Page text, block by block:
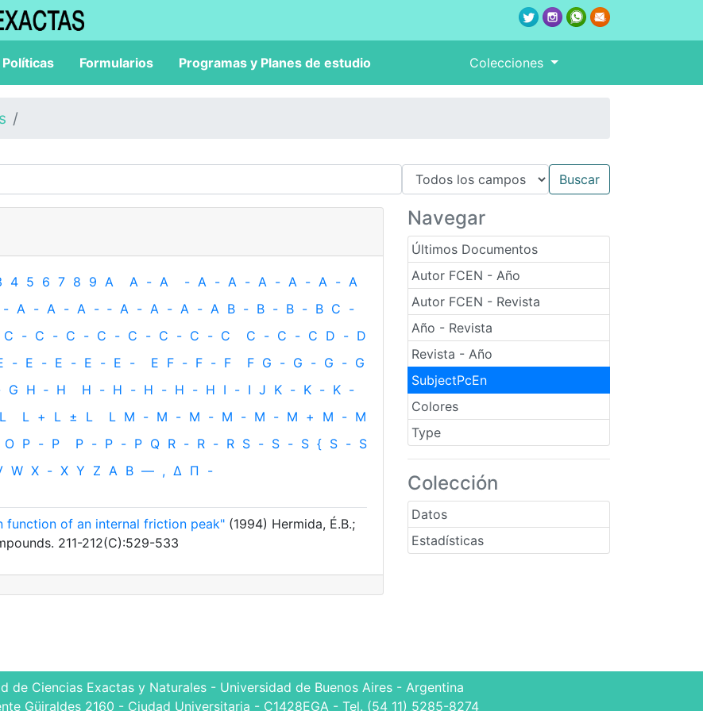
Políticas Formularios Programas y Planes de estudio Colecciones
Navegar
Últimos Documentos
Autor FCEN - Año
Autor FCEN - Revista
Año - Revista
Revista - Año
SubjectPcEn
Colores
Type
Colección
Datos
Estadísticas
4 5 6 7 8 9 A A - A - A - A - A - A - A - A
- A - A - A - ‐ A - A - A - A B - B - B - B C -
C - C - C - C - C - C - C - C C - C - C D - D
- E - E - E - E - E F - F - F F G - G - G - G
G H ‐ H H - H - H - H - H I - I J K - K - K -
L L + L ± L L M - M - M - M - M - M + M - M
O P - P P - P - P Q R - R - R S - S - S { S - S
W X - X Y Z Α Β — , Δ Π -
function of an internal friction peak" (1994) Hermida, É.B.;
211-212(C):529-533
de Ciencias Exactas y Naturales - Universidad de Buenos Aires - Argentina
Güiraldes 2160 - Ciudad Universitaria - C1428EGA - Tel. (54 11) 5285-8274